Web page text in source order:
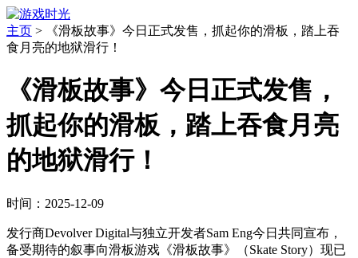
主页 >
《滑板故事》今日正式发售，抓起你的滑板，踏上吞
食月亮的地狱滑行！
《滑板故事》今日正式发售，
抓起你的滑板，踏上吞食月亮
的地狱滑行！
时间：2025-12-09
发行商Devolver Digital与独立开发者Sam Eng今日共同宣布，
备受期待的叙事向滑板游戏《滑板故事》（Skate Story）现已